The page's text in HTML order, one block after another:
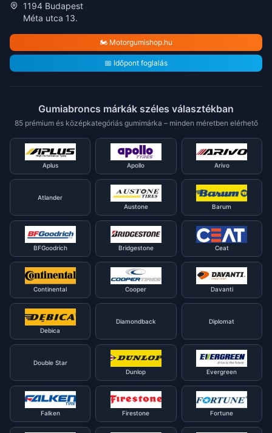
1194 Budapest
Méta utca 13.
🏍️ Motorgumishop.hu
📅 Időpont foglalás
Gumiabroncs márkák széles választékban
85 prémium és középkategóriás gumimárka – minden méretben elérhető
Aplus Apollo Arivo
Atlander
Austone
Barum
BFGoodrich Bridgestone Ceat
Continental Cooper Davanti
Debica
Diamondback Diplomat
Double Star
Dunlop
Evergreen
Falken Firestone Fortune